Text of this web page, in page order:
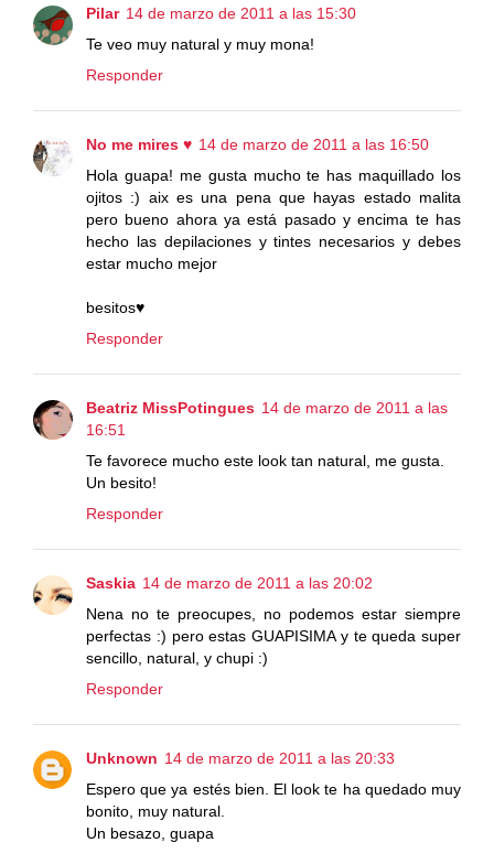
Pilar 14 de marzo de 2011 a las 15:30
Te veo muy natural y muy mona!
Responder
No me mires ♥ 14 de marzo de 2011 a las 16:50
Hola guapa! me gusta mucho te has maquillado los
ojitos :) aix es una pena que hayas estado malita
pero bueno ahora ya está pasado y encima te has
hecho las depilaciones y tintes necesarios y debes
estar mucho mejor
besitos♥
Responder
Beatriz MissPotingues 14 de marzo de 2011 a las
16:51
Te favorece mucho este look tan natural, me gusta.
Un besito!
Responder
Saskia 14 de marzo de 2011 a las 20:02
Nena no te preocupes, no podemos estar siempre
perfectas :) pero estas GUAPISIMA y te queda super
sencillo, natural, y chupi :)
Responder
Unknown 14 de marzo de 2011 a las 20:33
Espero que ya estés bien. El look te ha quedado muy
bonito, muy natural.
Un besazo, guapa